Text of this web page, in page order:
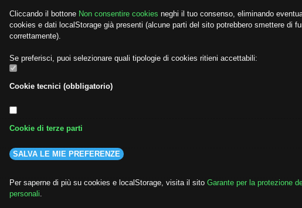
Cliccando il bottone Non consentire cookies neghi il tuo consenso, eliminando
cookies e dati localStorage già presenti (alcune parti del sito potrebbero smettere di
correttamente).
Se preferisci, puoi selezionare quali tipologie di cookies ritieni accettabili:
Cookie tecnici (obbligatorio)
Cookie di terze parti
SALVA LE MIE PREFERENZE
Per saperne di più su cookies e localStorage, visita il sito Garante per la protezione
personali